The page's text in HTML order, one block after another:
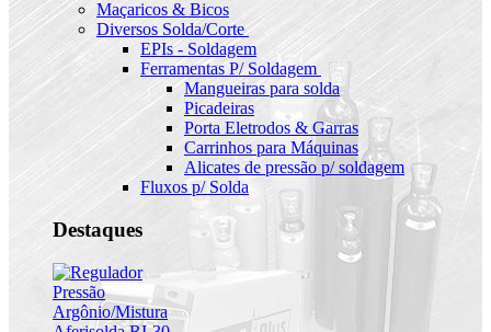
Maçaricos & Bicos
Diversos Solda/Corte
EPIs - Soldagem
Ferramentas P/ Soldagem
Mangueiras para solda
Picadeiras
Porta Eletrodos & Garras
Carrinhos para Máquinas
Alicates de pressão p/ soldagem
Fluxos p/ Solda
Destaques